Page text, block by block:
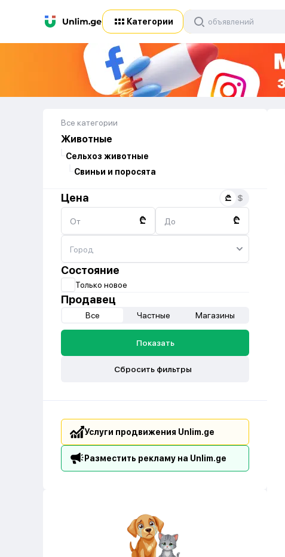
Категории
Все категории
Животные
Сельхоз животные
Свиньи и поросята
Цена
От ₾ До ₾
Состояние
Только новое
Продавец
Все Частные Магазины
Показать
Сбросить фильтры
Услуги продвижения Unlim.ge
Разместить рекламу на Unlim.ge